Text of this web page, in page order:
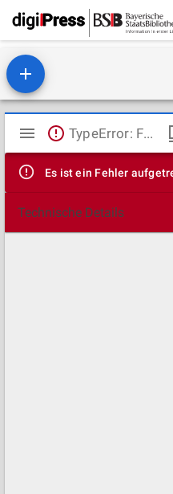
Mirador
Viewer
TypeError: Failed to fetch
Es ist ein Fehler
Technische Details